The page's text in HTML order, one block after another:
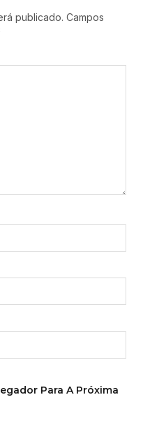
publicado. Campos
Para A Próxima